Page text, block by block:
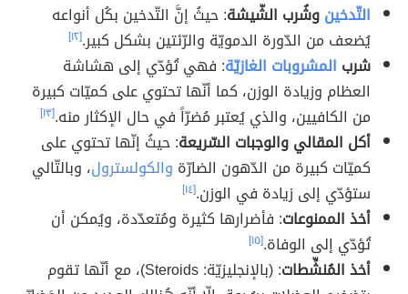
التّدخينوشُرب الشّيشة: حيثُ إنَّ التّدخين بكُل أنواعه
يُضعف من الدّورة الدمويّة والرّئتين بشكل كبير.[١٢]
شرب المشروبات الغازيّة: فهي تُؤدّي إلى هشاشة
العظام وزيادة الوزن، كما أنّها تحتوي على كميّات كبيرة
من الكافيين، والذي يُعتبر مُضرّاً في حال الإكثار منه.[١٣]
أكل المقالي والوجبات السّريعة: حيثُ إنّها تحتوي على
كميّات كبيرة من الدّهون الضارّة والكولسترول، وبالتّالي
ستؤدّي إلى زيادة في الوزن.[١٤]
أخذ الممنوعات: فأضرارها كثيرة ومُتعدّدة، ويُمكن أن
تُؤدّي إلى الوفاة.[١٥]
أخذ المُنشِّطات
: (بالإنجليزيّة: Steroids)، مع أنّها تقوم